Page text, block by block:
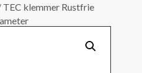
TEC klemmer Rustfrie